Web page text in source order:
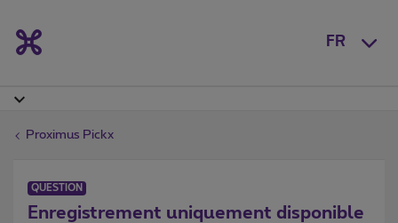
FR
Proximus Pickx
QUESTION
Enregistrement uniquement disponible